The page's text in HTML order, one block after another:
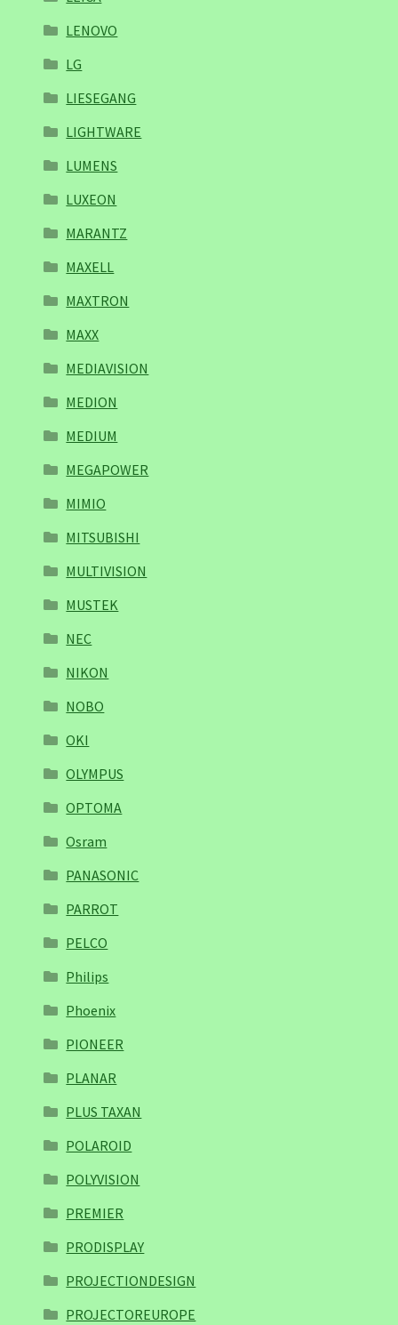
LENOVO
LG
LIESEGANG
LIGHTWARE
LUMENS
LUXEON
MARANTZ
MAXELL
MAXTRON
MAXX
MEDIAVISION
MEDION
MEDIUM
MEGAPOWER
MIMIO
MITSUBISHI
MULTIVISION
MUSTEK
NEC
NIKON
NOBO
OKI
OLYMPUS
OPTOMA
Osram
PANASONIC
PARROT
PELCO
Philips
Phoenix
PIONEER
PLANAR
PLUS TAXAN
POLAROID
POLYVISION
PREMIER
PRODISPLAY
PROJECTIONDESIGN
PROJECTOREUROPE